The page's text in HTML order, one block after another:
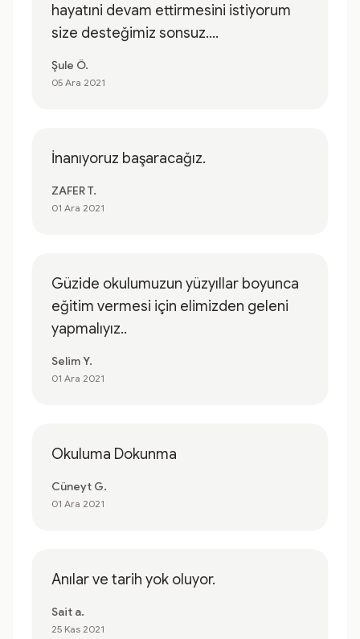
hayatıni devam ettirmesini istiyorum
size desteğimiz sonsuz....
Şule Ö.
05 Ara 2021
İnanıyoruz başaracağız.
ZAFER T.
01 Ara 2021
Güzide okulumuzun yüzyıllar boyunca
eğitim vermesi için elimizden geleni
yapmalıyız..
Selim Y.
01 Ara 2021
Okuluma Dokunma
Cüneyt G.
01 Ara 2021
Anılar ve tarih yok oluyor.
Sait a.
25 Kas 2021